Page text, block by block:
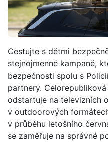
Cestujte s dětmi
stejnojmenné kampaně,
bezpečnosti spolu s
partnery.
odstartuje na televizních
v outdoorových
v průběhu letošního
se zaměřuje na správné